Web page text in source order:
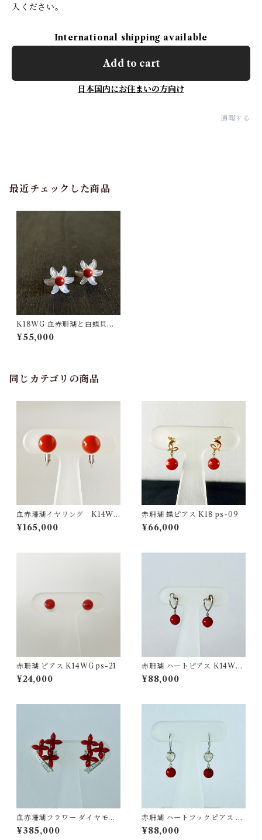
入ください。
International shipping available
Add to cart
日本国内にお住まいの方向け
通報する
最近チェックした商品
K18WG 血赤珊瑚と白蝶貝の
ピアス ps-016
¥55,000
同じカテゴリの商品
血赤珊瑚イヤリング K14WG
ps-02
¥165,000
赤珊瑚 蝶ピアス K18 ps-09
¥66,000
赤珊瑚 ピアス K14WG ps-21
¥24,000
赤珊瑚 ハートピアス K14WG
ps-25
¥88,000
血赤珊瑚フラワー ダイヤモン
ド0.08ct イヤリング K18WG
ps-27
¥385,000
赤珊瑚 ハートフックピアス K1
4WG ps-26
¥88,000